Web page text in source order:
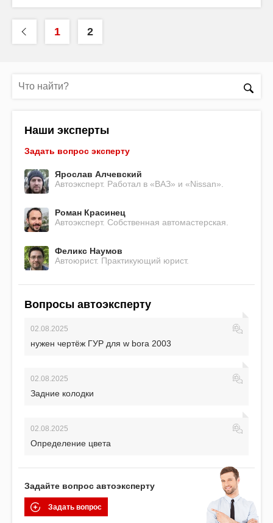
1 2
Наши эксперты
Задать вопрос эксперту
Ярослав Алчевский
Автоэксперт. Работал в «ВАЗ» и «Nissan».
Роман Красинец
Автоэксперт. Собственная автомастерская.
Феликс Наумов
Автоюрист. Практикующий юрист.
Вопросы автоэксперту
02.08.2025
нужен чертёж ГУР для w bora 2003
02.08.2025
Задние колодки
02.08.2025
Определение цвета
Задайте вопрос автоэксперту
Задать вопрос